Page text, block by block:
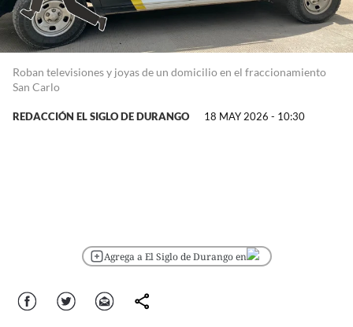
Roban televisiones y joyas de un domicilio en el fraccionamiento
San Carlo
REDACCIÓN EL SIGLO DE DURANGO 18 MAY 2026 - 10:30
Agrega a El Siglo de Durango en
Facebook Twitter Correo comparte